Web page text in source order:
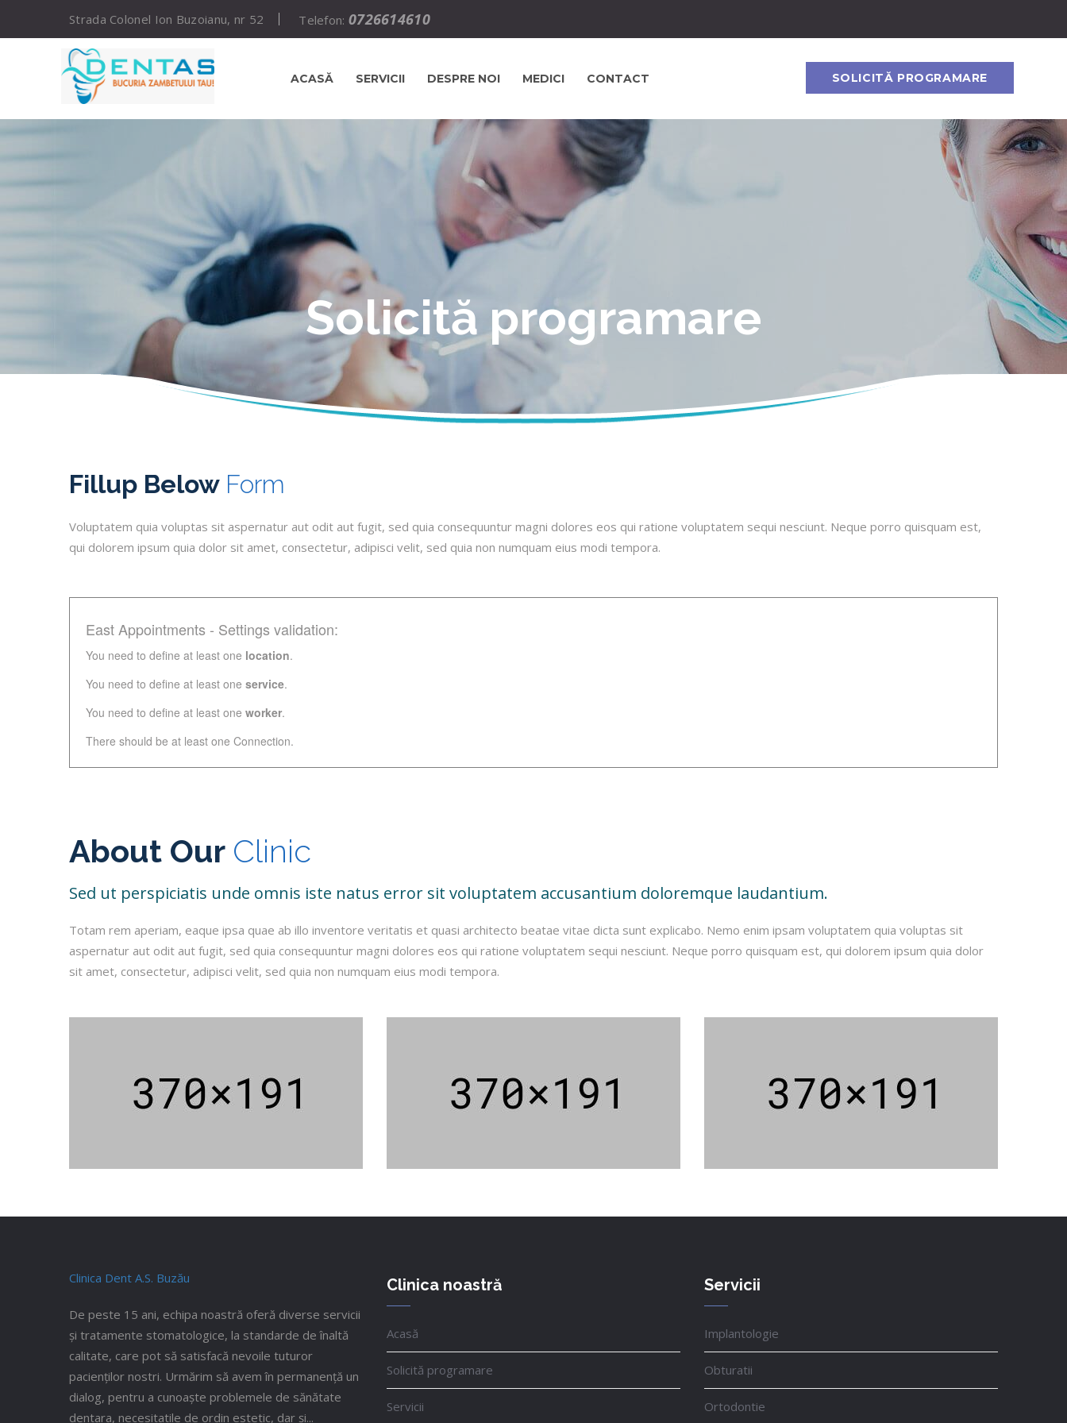
Strada Colonel Ion Buzoianu, nr 52 Telefon: 0726614610
ACASĂ SERVICII DESPRE NOI MEDICI CONTACT SOLICITĂ PROGRAMARE
Solicită programare
Fillup Below Form
Voluptatem quia voluptas sit aspernatur aut odit aut fugit, sed quia consequuntur magni dolores eos qui ratione voluptatem sequi nesciunt. Neque porro quisquam est,
qui dolorem ipsum quia dolor sit amet, consectetur, adipisci velit, sed quia non numquam eius modi tempora.
East Appointments - Settings validation:
You need to define at least one location.
You need to define at least one service.
You need to define at least one worker.
There should be at least one Connection.
About Our Clinic
Sed ut perspiciatis unde omnis iste natus error sit voluptatem accusantium doloremque laudantium.
Totam rem aperiam, eaque ipsa quae ab illo inventore veritatis et quasi architecto beatae vitae dicta sunt explicabo. Nemo enim ipsam voluptatem quia voluptas sit
aspernatur aut odit aut fugit, sed quia consequuntur magni dolores eos qui ratione voluptatem sequi nesciunt. Neque porro quisquam est, qui dolorem ipsum quia dolor
sit amet, consectetur, adipisci velit, sed quia non numquam eius modi tempora.
Clinica Dent A.S. Buzău
De peste 15 ani, echipa noastră oferă diverse servicii
și tratamente stomatologice, la standarde de înaltă
calitate, care pot să satisfacă nevoile tuturor
pacienților nostri. Urmărim să avem în permanență un
dialog, pentru a cunoaște problemele de sănătate
dentara, necesitatile de ordin estetic, dar și...
Clinica noastră
Acasă
Solicită programare
Servicii
Servicii
Implantologie
Obturatii
Ortodontie